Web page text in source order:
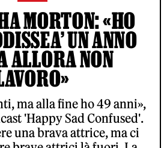
MORTON: «HO
UN ANNO
ALLORA NON
ma alla fine ho 49 anni»,
'Happy Sad Confused'.
una brava attrice, ma ci